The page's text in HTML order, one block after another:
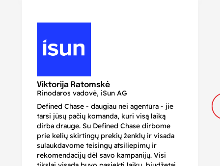
Viktorija Ratomskė
Rinodaros vadovė, iSun AG
Defined Chase - daugiau nei agentūra - jie
tarsi jūsų pačių komanda, kuri visą laiką
dirba drauge. Su Defined Chase dirbome
prie kelių skirtingų prekių ženklų ir visada
sulaukdavome teisingų atsiliepimų ir
rekomendacijų dėl savo kampanijų. Visi
ir